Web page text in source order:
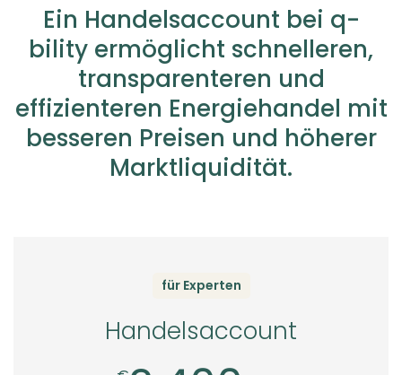
Ein Handelsaccount bei q-
bility ermöglicht schnelleren,
transparenteren und
effizienteren Energiehandel mit
besseren Preisen und höherer
Marktliquidität.
für Experten
Handelsaccount